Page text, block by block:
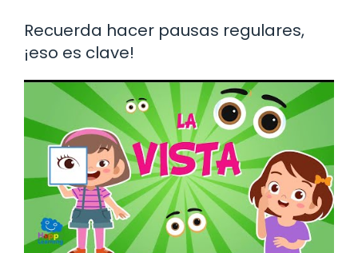
Recuerda hacer pausas regulares,
¡eso es clave!